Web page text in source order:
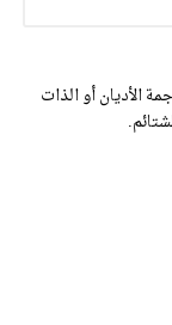
الأديان أو الذات